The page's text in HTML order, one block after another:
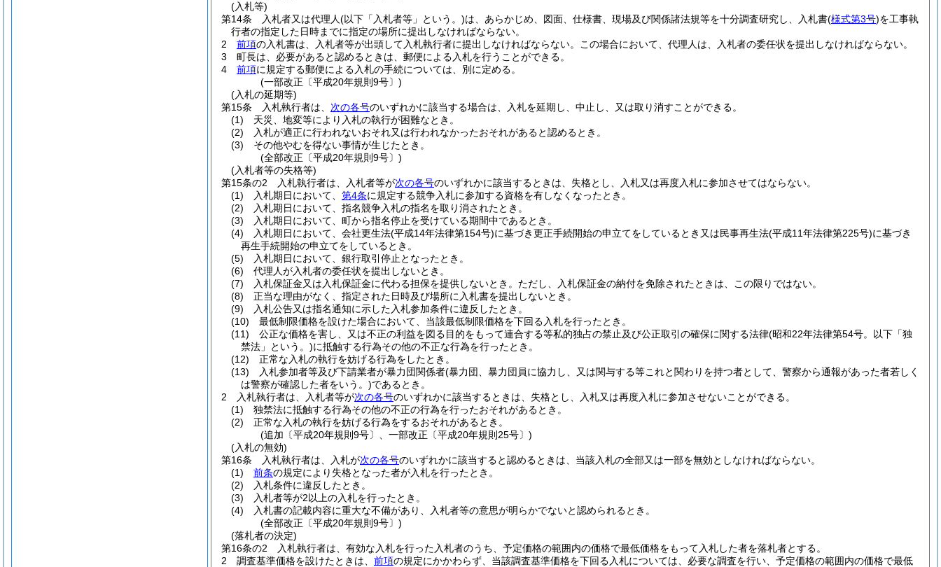
(入札等)
第14条
入札者又は代理人(以下「入札者等」という。)は、あらかじめ、図面、仕様書、現場及び関係諸法規等を十分調査研究し、入札書(様式第3号)を工事執
行者の指定した日時までに指定の場所に提出しなければならない。
2
前項の入札書は、入札者等が出頭して入札執行者に提出しなければならない。
この場合において、代理人は、入札者の委任状を提出しなければならない。
3
町長は、必要があると認めるときは、郵便による入札を行うことができる。
4
前項に規定する郵便による入札の手続については、別に定める。
(一部改正〔平成20年規則9号〕)
(入札の延期等)
第15条
入札執行者は、 次の各号のいずれかに該当する場合は、入札を延期し、中止し、又は取り消すことができる。
(1)
天災、地変等により入札の執行が困難なとき。
(2)
入札が適正に行われないおそれ又は行われなかったおそれがあると認めるとき。
(3)
その他やむを得ない事情が生じたとき。
(全部改正〔平成20年規則9号〕)
(入札者等の失格等)
第15条の2
入札執行者は、入札者等が次の各号のいずれかに該当するときは、失格とし、入札又は再度入札に参加させてはならない。
(1)
入札期日において、 第4条に規定する競争入札に参加する資格を有しなくなったとき。
(2)
入札期日において、指名競争入札の指名を取り消されたとき。
(3)
入札期日において、町から指名停止を受けている期間中であるとき。
(4)
入札期日において、会社更生法(平成14年法律第154号)に基づき更正手続開始の申立てをしているとき又は民事再生法(平成11年法律第225号)に基づき
再生手続開始の申立てをしているとき。
(5)
入札期日において、銀行取引停止となったとき。
(6)
代理人が入札者の委任状を提出しないとき。
(7)
入札保証金又は入札保証金に代わる担保を提供しないとき。 ただし、入札保証金の納付を免除されたときは、この限りではない。
(8)
正当な理由がなく、指定された日時及び場所に入札書を提出しないとき。
(9)
入札公告又は指名通知に示した入札参加条件に違反したとき。
(10)
最低制限価格を設けた場合において、当該最低制限価格を下回る入札を行ったとき。
(11)
公正な価格を害し、又は不正の利益を図る目的をもって連合する等私的独占の禁止及び公正取引の確保に関する法律(昭和22年法律第54号。以下「独
禁法」という。)に抵触する行為その他の不正な行為を行ったとき。
(12)
正常な入札の執行を妨げる行為をしたとき。
(13)
入札参加者等及び下請業者が暴力団関係者(暴力団、暴力団員に協力し、又は関与する等これと関わりを持つ者として、警察から通報があった者若しく
は警察が確認した者をいう。)であるとき。
2
入札執行者は、入札者等が次の各号のいずれかに該当するときは、失格とし、入札又は再度入札に参加させないことができる。
(1)
独禁法に抵触する行為その他の不正の行為を行ったおそれがあるとき。
(2)
正常な入札の執行を妨げる行為をするおそれがあるとき。
(追加〔平成20年規則9号〕、一部改正〔平成20年規則25号〕)
(入札の無効)
第16条
入札執行者は、入札が次の各号のいずれかに該当すると認めるときは、当該入札の全部又は一部を無効としなければならない。
(1)
前条の規定により失格となった者が入札を行ったとき。
(2)
入札条件に違反したとき。
(3)
入札者等が2以上の入札を行ったとき。
(4)
入札書の記載内容に重大な不備があり、入札者等の意思が明らかでないと認められるとき。
(全部改正〔平成20年規則9号〕)
(落札者の決定)
第16条の2
入札執行者は、有効な入札を行った入札者のうち、予定価格の範囲内の価格で最低価格をもって入札した者を落札者とする。
2
調査基準価格を設けたときは、 前項の規定にかかわらず、当該調査基準価格を下回る入札については、必要な調査を行い、予定価格の範囲内の価格で最低